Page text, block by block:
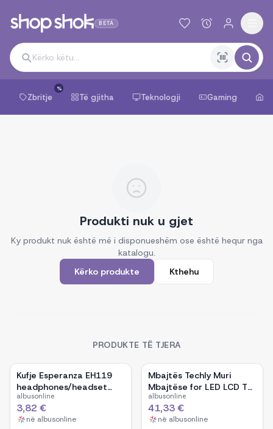
BETA
Zbritje
%
Të gjitha Teknologji Gaming
Produkti nuk u gjet
Ky produkt nuk është më i disponueshëm ose është hequr nga
katalogu.
Kërko produkte
Kthehu
PRODUKTE TË TJERA
Kufje Esperanza EH119
headphones/headset
Head-band
albusonline
3,82 €
në albusonline
Mbajtës Techly Muri
Mbajtëse for LED LCD TV
42-80 Ultra Slim Fixe
H600mm&quot; ICA-PLB
860
albusonline
41,33 €
në albusonline